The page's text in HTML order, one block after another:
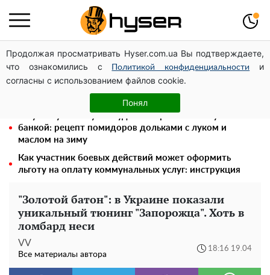
Продолжая просматривать Hyser.com.ua Вы подтверждаете,
что ознакомились с
Политикой конфиденциальности
и
согласны с использованием файлов cookie.
Понял
Посол ОБСЕ во второй раз посетил место российского
удара по жилому дому на Подоле
Голая Елена Тополя в интересных позах заставила
отвисать челюсти: слив видео – было только началом
банкой: рецепт помидоров дольками с луком и
маслом на зиму
Как участник боевых действий может оформить
льготу на оплату коммунальных услуг: инструкция
"Золотой батон": в Украине показали
уникальный тюнинг "Запорожца". Хоть в
ломбард неси
VV
Все материалы автора
18:16 19.04